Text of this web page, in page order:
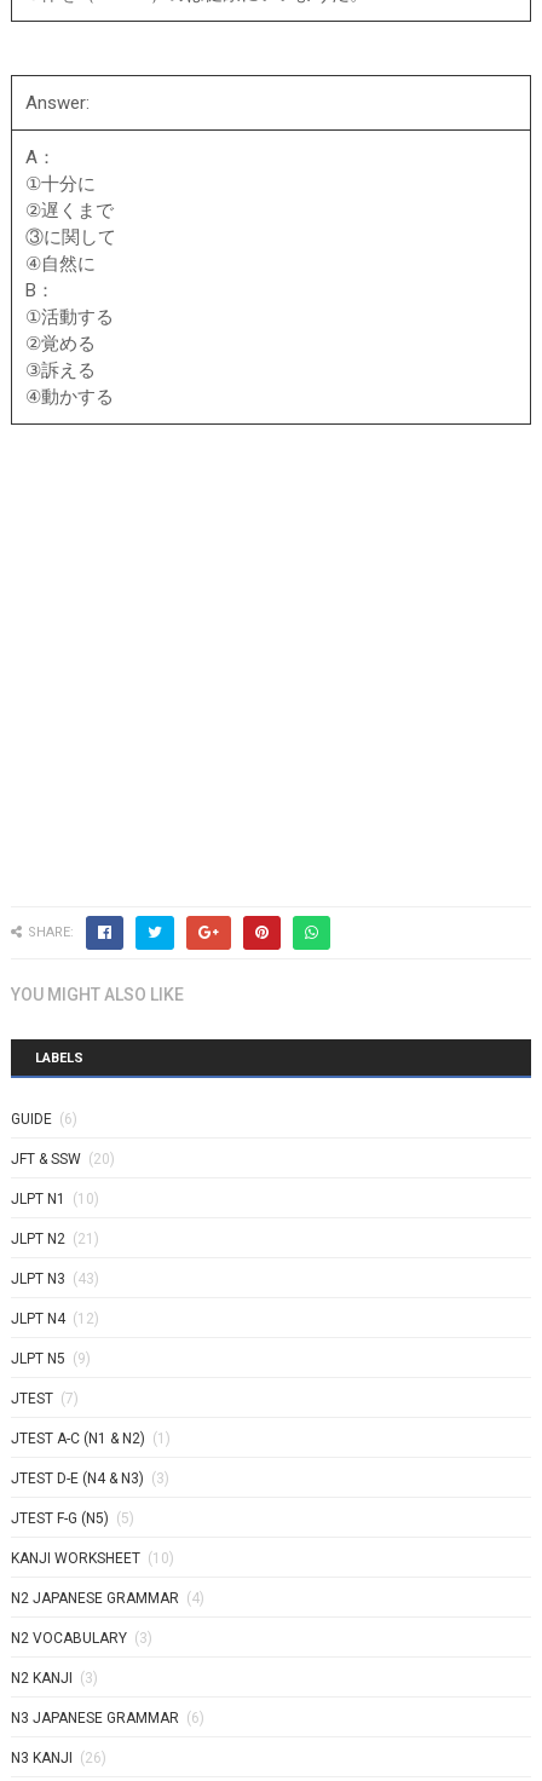
Answer:
A：
①十分に
②遅くまで
③に関して
④自然に
B：
①活動する
②覚める
③訴える
④動かする
SHARE:
YOU MIGHT ALSO LIKE
LABELS
GUIDE (6)
JFT & SSW (20)
JLPT N1 (10)
JLPT N2 (21)
JLPT N3 (43)
JLPT N4 (12)
JLPT N5 (9)
JTEST (7)
JTEST A-C (N1 & N2) (1)
JTEST D-E (N4 & N3) (3)
JTEST F-G (N5) (5)
KANJI WORKSHEET (10)
N2 JAPANESE GRAMMAR (4)
N2 VOCABULARY (3)
N2 KANJI (3)
N3 JAPANESE GRAMMAR (6)
N3 KANJI (26)